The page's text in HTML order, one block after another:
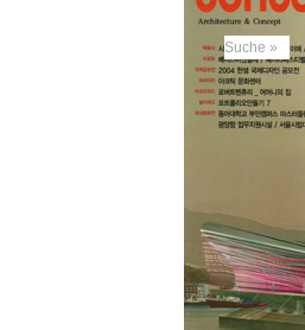
Suche »
NEUESTE
Preis
City
Good
ARCHIV
Juli